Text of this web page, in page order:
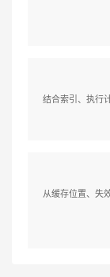
结合索引、执行
从缓存位置、失